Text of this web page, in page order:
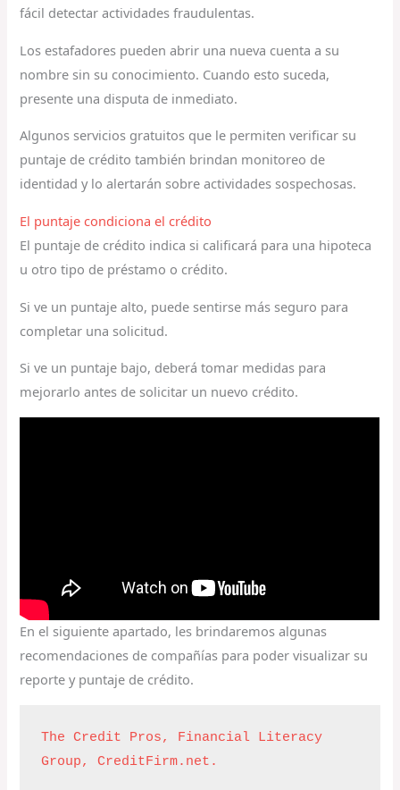
fácil detectar actividades fraudulentas.
Los estafadores pueden abrir una nueva cuenta a su
nombre sin su conocimiento. Cuando esto suceda,
presente una disputa de inmediato.
Algunos servicios gratuitos que le permiten verificar su
puntaje de crédito también brindan monitoreo de
identidad y lo alertarán sobre actividades sospechosas.
El puntaje condiciona el crédito
El puntaje de crédito indica si calificará para una hipoteca
u otro tipo de préstamo o crédito.
Si ve un puntaje alto, puede sentirse más seguro para
completar una solicitud.
Si ve un puntaje bajo, deberá tomar medidas para
mejorarlo antes de solicitar un nuevo crédito.
En el siguiente apartado, les brindaremos algunas
recomendaciones de compañías para poder visualizar su
reporte y puntaje de crédito.
The Credit Pros, Financial Literacy
Group, CreditFirm.net.